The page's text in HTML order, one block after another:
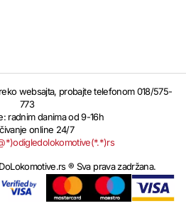
websajta, probajte telefonom 018/575-
773
radnim danima od 9-16h
online 24/7
® Sva prava zadržana.